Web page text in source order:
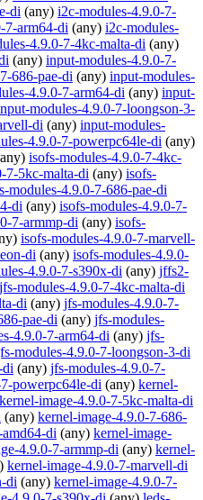
di (any) i2c-modules-4.9.0-7-
7-arm64-di (any) i2c-modules-
4.9.0-7-4kc-malta-di (any)
(any) input-modules-4.9.0-7-
686-pae-di (any) input-modules-
4.9.0-7-arm64-di (any) input-
modules-4.9.0-7-loongson-3-
di (any) input-modules-
4.9.0-7-powerpc64le-di (any)
isofs-modules-4.9.0-7-4kc-
7-5kc-malta-di (any) isofs-
modules-4.9.0-7-686-pae-di
di (any) isofs-modules-4.9.0-7-
7-armmp-di (any) isofs-
isofs-modules-4.9.0-7-marvell-
di (any) isofs-modules-4.9.0-
4.9.0-7-s390x-di (any) jffs2-
jfs-modules-4.9.0-7-4kc-malta-di
di (any) jfs-modules-4.9.0-7-
pae-di (any) jfs-modules-
4.9.0-7-arm64-di (any) jfs-
modules-4.9.0-7-loongson-3-di
di (any) jfs-modules-4.9.0-7-
powerpc64le-di (any) kernel-
kernel-image-4.9.0-7-5kc-malta-di
(any) kernel-image-4.9.0-7-686-
di (any) kernel-image-
4.9.0-7-armmp-di (any) kernel-
kernel-image-4.9.0-7-marvell-di
di (any) kernel-image-4.9.0-7-